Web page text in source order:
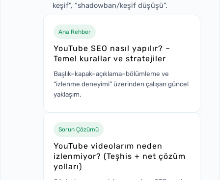
keşif”, “shadowban/keşif düşüşü”.
Ana Rehber
YouTube SEO nasıl yapılır? –
Temel kurallar ve stratejiler
Başlık–kapak–açıklama–bölümleme ve
“izlenme deneyimi” üzerinden çalışan güncel
yaklaşım.
Sorun Çözümü
YouTube videolarım neden
izlenmiyor? (Teşhis + net çözüm
yolları)